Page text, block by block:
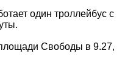
один троллейбус с
Свободы в 9.27,